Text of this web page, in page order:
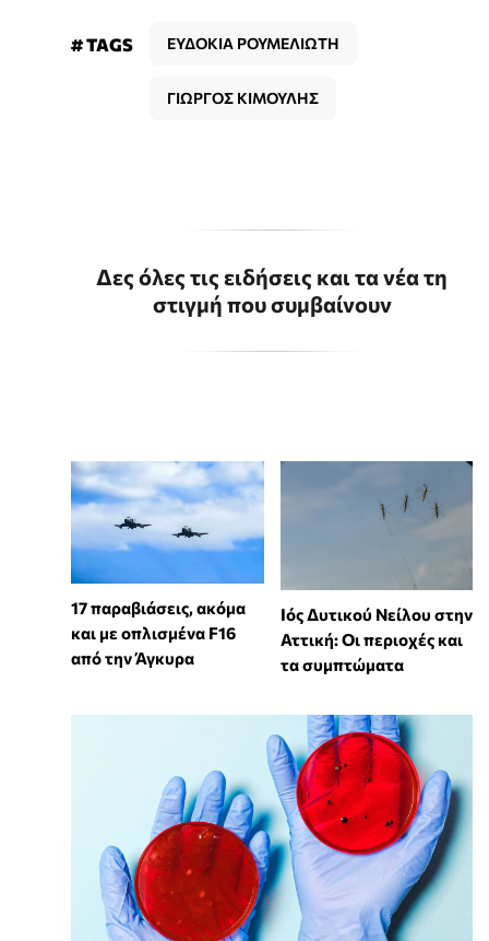
# TAGS ΕΥΔΟΚΙΑ ΡΟΥΜΕΛΙΩΤΗ
ΓΙΩΡΓΟΣ ΚΙΜΟΥΛΗΣ
Δες όλες τις ειδήσεις και τα νέα τη
στιγμή που συμβαίνουν
17 παραβιάσεις, ακόμα
και με οπλισμένα F16
από την Άγκυρα
Ιός Δυτικού Νείλου στην
Αττική: Οι περιοχές και
τα συμπτώματα